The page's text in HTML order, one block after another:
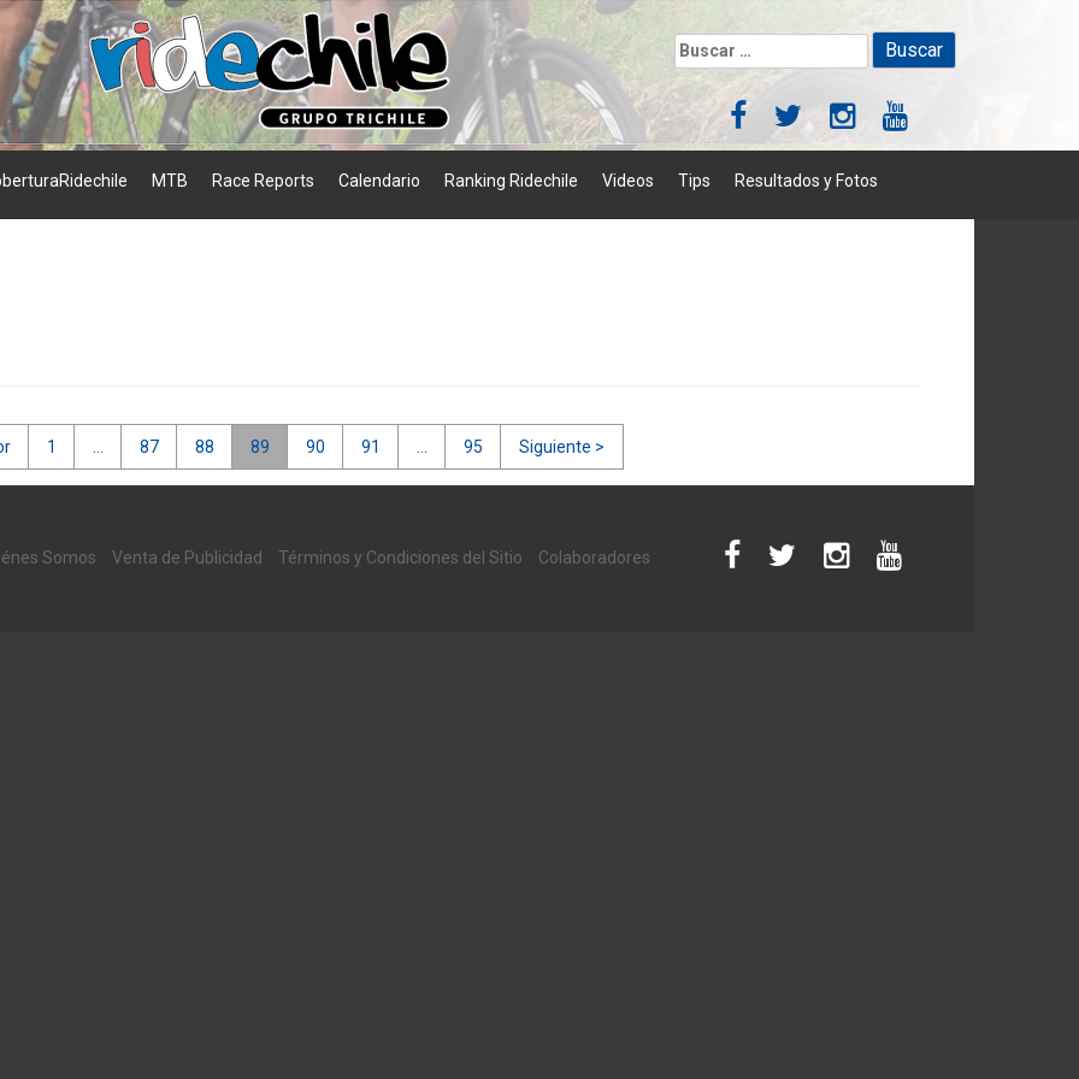
Buscar:
MTB Race Reports Calendario Ranking Ridechile Videos Tips Resultados y Fotos
1 87 88 89 90 91 95 Siguiente >
Somos Venta de Publicidad Términos y Condiciones del Sitio Colaboradores